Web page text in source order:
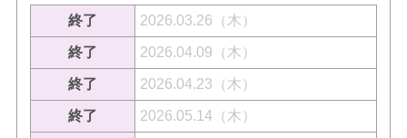
終了 2026.03.26（木）
終了 2026.04.09（木）
終了 2026.04.23（木）
終了 2026.05.14（木）